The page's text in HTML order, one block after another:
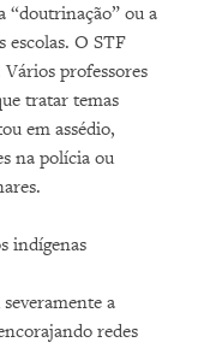
“doutrinação” ou a
escolas. O STF
professores
tratar temas
em assédio,
na polícia ou
indígenas
a
redes